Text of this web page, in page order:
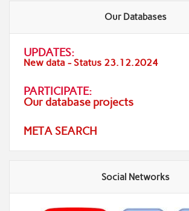
Our Databases
UPDATES:
New data - Status 23.12.2024
PARTICIPATE:
Our database projects
META SEARCH
Social Networks